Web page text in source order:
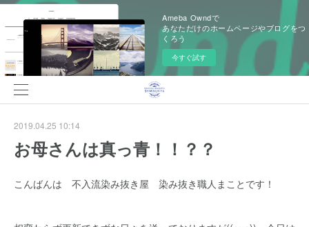
Ameba Owndで
あなただけのホームページやブログをつ
くろう
今すぐ試す
2019.04.25 10:14
お母さんは真っ青！！？？
こんばんは 不入流染み抜き屋 染み抜き職人まことです！